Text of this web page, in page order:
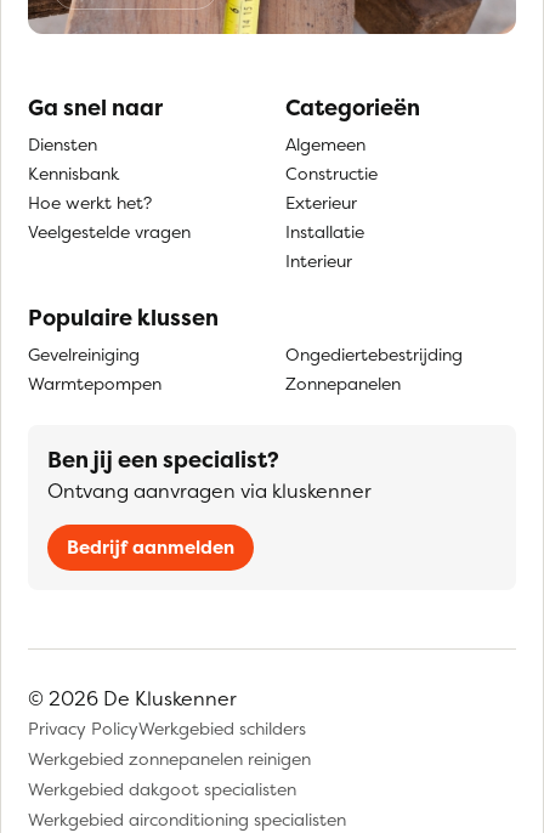
Ga snel naar
Diensten
Kennisbank
Hoe werkt het?
Veelgestelde vragen
Categorieën
Algemeen
Constructie
Exterieur
Installatie
Interieur
Populaire klussen
Gevelreiniging
Warmtepompen
Ongediertebestrijding
Zonnepanelen
Ben jij een specialist?
Ontvang aanvragen via kluskenner
Bedrijf aanmelden
© 2026 De Kluskenner
Privacy PolicyWerkgebied schilders
Werkgebied zonnepanelen reinigen
Werkgebied dakgoot specialisten
Werkgebied airconditioning specialisten